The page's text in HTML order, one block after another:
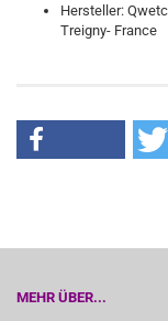
Hersteller:
Treigny- France
MEHR ÜBER...